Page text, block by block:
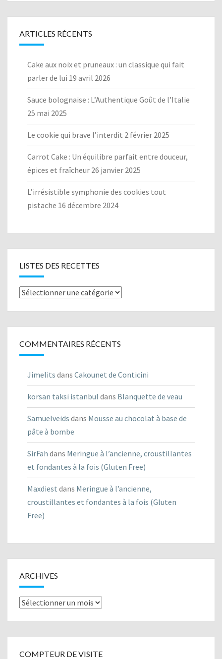
ARTICLES RÉCENTS
Cake aux noix et pruneaux : un classique qui fait
parler de lui 19 avril 2026
Sauce bolognaise : L’Authentique Goût de l’Italie
25 mai 2025
Le cookie qui brave l’interdit 2 février 2025
Carrot Cake : Un équilibre parfait entre douceur,
épices et fraîcheur 26 janvier 2025
L’irrésistible symphonie des cookies tout
pistache 16 décembre 2024
LISTES DES RECETTES
Listes
COMMENTAIRES RÉCENTS
Jimelits dans Cakounet de Conticini
korsan taksi istanbul dans Blanquette de veau
Samuelveids dans Mousse au chocolat à base de
pâte à bombe
SirFah dans Meringue à l’ancienne, croustillantes
et fondantes à la fois (Gluten Free)
Maxdiest dans Meringue à l’ancienne,
croustillantes et fondantes à la fois (Gluten
Free)
ARCHIVES
Archives
COMPTEUR DE VISITE